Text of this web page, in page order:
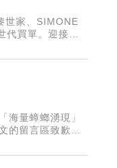
世家、SIMONE
買單。迎接盛
海量蟑螂湧現」
的留言區致歉，